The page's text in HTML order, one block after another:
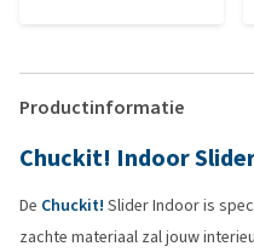
Productinformatie
Chuckit! Indoor
De Chuckit! Slider Indoor is
zachte materiaal zal jouw